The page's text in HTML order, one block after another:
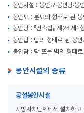
봉안시설 : 봉안묘·봉안당·
봉안묘 : 분묘의 형태로 된 봉
봉안당 : 『건축법』 제2조제
봉안탑 : 탑의 형태로 된 봉안
봉안담 : 담 또는 벽의 형태로
봉안시설의 종류
공설봉안시설
지방자치단체에서 설치하